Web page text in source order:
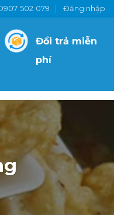
502 079 Đăng nhập
Đổi trả miễn
phí